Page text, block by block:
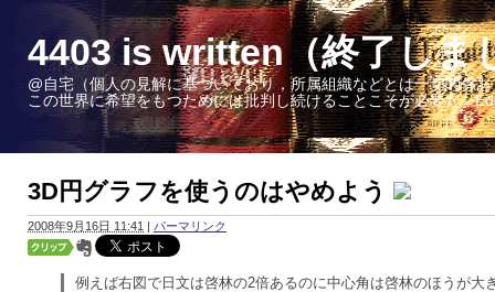
4403 is written（終了しま
@自宅（個人の見解に基づいており，所属組織などとは一切関係
この世界に希望をもつためには批判し続けることこそが必要だ -
3D円グラフを使うのはやめよう
2008年9月16日 11:41 | パーマリンク
例えば右図で日文は啓林の2倍あるのに中心角は啓林のほうが大